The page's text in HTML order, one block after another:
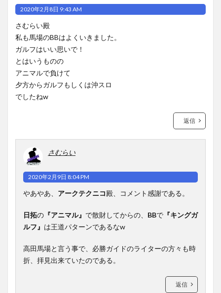
2020年2月8日 9:43 AM
さむらい殿
私も馬場のBBはよくいきました。
ガルフはいい思いで！
とはいうものの
アニマルで負けて
夕方からガルフもしくは沖スロ
でしたねw
返信
さむらい
2020年2月9日 8:04 PM
やあやあ、 アークテクニコ殿、コメント感謝である。
日拓の 『アニマル』 で散財してからの、 BBで 『キングガ
ルフ』 は王道パターンであるなw
高田馬場と言う事で、必勝ガイドのライターの方々も時
折、拝見出来ていたのである。
返信